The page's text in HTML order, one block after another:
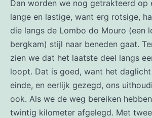
Dan worden we nog getrakteerd op
lange en lastige, want erg rotsige,
die langs de Lombo do Mouro (een
bergkam) stijl naar beneden gaat.
zien we dat het laatste deel langs
loopt. Dat is goed, want het
einde, en eerlijk gezegd, ons
ook. Als we de weg bereiken
twintig kilometer afgelegd. Met